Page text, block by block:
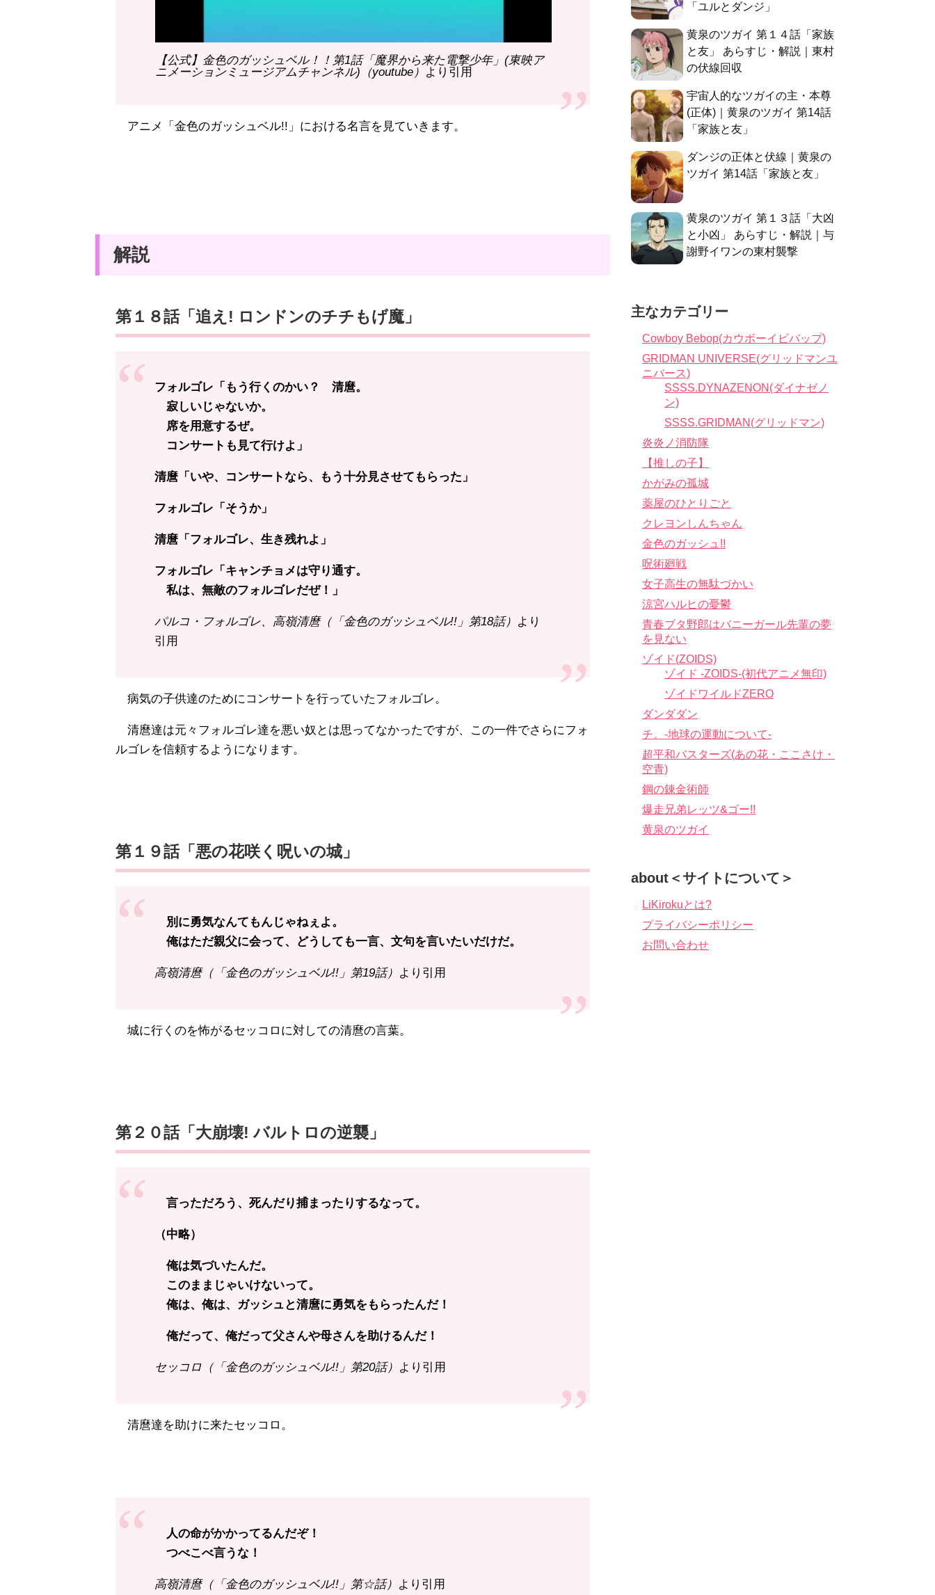
【公式】金色のガッシュベル！！第1話「魔界から来た電撃少年」(東映ア
ニメーションミュージアムチャンネル)（youtube） より引用
アニメ「金色のガッシュベル!!」における名言を見ていきます。
解説
第１８話「追え! ロンドンのチチもげ魔」
フォルゴレ「もう行くのかい？ 清麿。
寂しいじゃないか。
席を用意するぜ。
コンサートも見て行けよ」
清麿「いや、コンサートなら、もう十分見させてもらった」
フォルゴレ「そうか」
清麿「フォルゴレ、生き残れよ」
フォルゴレ「キャンチョメは守り通す。
私は、無敵のフォルゴレだぜ！」
パルコ・フォルゴレ、高嶺清麿（「金色のガッシュベル!!」第18話） より
引用
病気の子供達のためにコンサートを行っていたフォルゴレ。
清麿達は元々フォルゴレ達を悪い奴とは思ってなかったですが、この一件でさらにフォ
ルゴレを信頼するようになります。
第１９話「悪の花咲く呪いの城」
別に勇気なんてもんじゃねぇよ。
俺はただ親父に会って、どうしても一言、文句を言いたいだけだ。
高嶺清麿（「金色のガッシュベル!!」第19話） より引用
城に行くのを怖がるセッコロに対しての清麿の言葉。
第２０話「大崩壊! バルトロの逆襲」
言っただろう、死んだり捕まったりするなって。
（中略）
俺は気づいたんだ。
このままじゃいけないって。
俺は、俺は、ガッシュと清麿に勇気をもらったんだ！
俺だって、俺だって父さんや母さんを助けるんだ！
セッコロ（「金色のガッシュベル!!」第20話） より引用
清麿達を助けに来たセッコロ。
人の命がかかってるんだぞ！
つべこべ言うな！
高嶺清麿（「金色のガッシュベル!!」第☆話） より引用
「ユルとダンジ」
黄泉のツガイ 第１４話「家族
と友」 あらすじ・解説｜東村
の伏線回収
宇宙人的なツガイの主・本尊
(正体)｜黄泉のツガイ 第14話
「家族と友」
ダンジの正体と伏線｜黄泉の
ツガイ 第14話「家族と友」
黄泉のツガイ 第１３話「大凶
と小凶」 あらすじ・解説｜与
謝野イワンの東村襲撃
主なカテゴリー
Cowboy Bebop(カウボーイビバップ)
GRIDMAN UNIVERSE(グリッドマンユ
ニバース)
SSSS.DYNAZENON(ダイナゼノ
ン)
SSSS.GRIDMAN(グリッドマン)
炎炎ノ消防隊
【推しの子】
かがみの孤城
薬屋のひとりごと
クレヨンしんちゃん
金色のガッシュ!!
呪術廻戦
女子高生の無駄づかい
涼宮ハルヒの憂鬱
青春ブタ野郎はバニーガール先輩の夢
を見ない
ゾイド(ZOIDS)
ゾイド -ZOIDS-(初代アニメ無印)
ゾイドワイルドZERO
ダンダダン
チ。-地球の運動について-
超平和バスターズ(あの花・ここさけ・
空青)
鋼の錬金術師
爆走兄弟レッツ&ゴー!!
黄泉のツガイ
about＜サイトについて＞
LiKirokuとは?
プライバシーポリシー
お問い合わせ